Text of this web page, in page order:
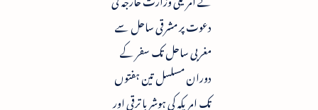
دعوت پر مشرقی ساحل سے
مغربی ساحل تک سفر کے
دوران مسلسل تین ہفتوں
تک امریکہ کی ہوشربا ترقی اور